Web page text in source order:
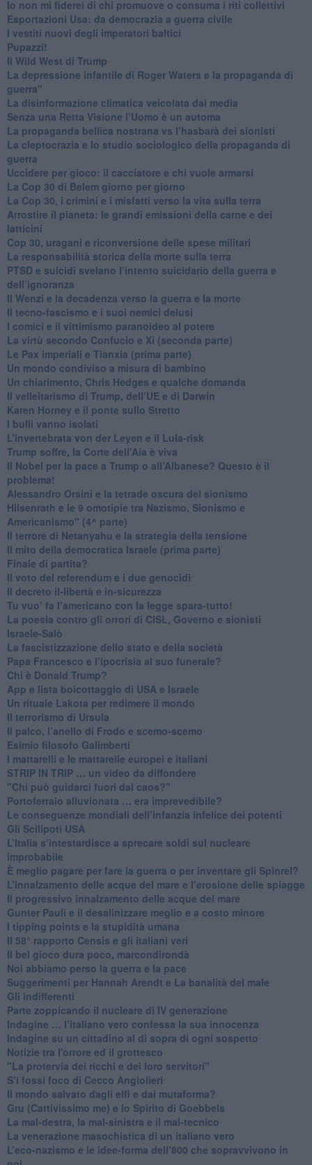
​Io non mi fiderei di chi promuove o consuma i riti collettivi
Esportazioni Usa: da democrazia a guerra civile
​I vestiti nuovi degli imperatori baltici
​Pupazzi!
​Il Wild West di Trump
​La depressione infantile di Roger Waters e la propaganda di
guerra"
​La disinformazione climatica veicolata dai media
Senza una Retta Visione l’Uomo è un automa
​La propaganda bellica nostrana vs l’hasbarà dei sionisti
​La cleptocrazia e lo studio sociologico della propaganda di
guerra
​Uccidere per gioco: il cacciatore e chi vuole armarsi
​La Cop 30 di Belem giorno per giorno
La Cop 30, i crimini e i misfatti verso la vita sulla terra
Arrostire il pianeta: le grandi emissioni della carne e dei
latticini
​Cop 30, uragani e riconversione delle spese militari
La responsabilità storica della morte sulla terra
PTSD e suicidi svelano l’intento suicidario della guerra e
dell’ignoranza
Il Wenzi e la decadenza verso la guerra e la morte
​Il tecno-fascismo e i suoi nemici delusi
​I comici e il vittimismo paranoideo al potere
​La virtù secondo Confucio e Xi (seconda parte)
Le Pax imperiali e Tianxia (prima parte)
Un mondo condiviso a misura di bambino
​Un chiarimento, Chris Hedges e qualche domanda
Il velleitarismo di Trump, dell’UE e di Darwin
​Karen Horney e il ponte sullo Stretto
​I bulli vanno isolati
L’invertebrata von der Leyen e il Lula-risk
Trump soffre, la Corte dell'Aia è viva
​Il Nobel per la pace a Trump o all’Albanese? Questo è il
problema!
​Alessandro Orsini e la tetrade oscura del sionismo
​Hilsenrath e le 9 omotipie tra Nazismo, Sionismo e
Americanismo" (4^ parte)
​Il terrore di Netanyahu e la strategia della tensione
Il mito della democratica Israele (prima parte)
​Finale di partita?
​Il voto del referendum e i due genocidi
Il decreto il-libertà e in-sicurezza
Tu vuo’ fa l’americano con la legge spara-tutto!
La poesia contro gli orrori di CISL, Governo e sionisti
Israele-Salò
​La fascistizzazione dello stato e della società
Papa Francesco e l’ipocrisia al suo funerale?
​Chi è Donald Trump?
App e lista boicottaggio di USA e Israele
​Un rituale Lakota per redimere il mondo
Il terrorismo di Ursula
​Il palco, l’anello di Frodo e scemo-scemo
Esimio filosofo Galimberti
​I mattarelli e le mattarelle europei e italiani
​STRIP IN TRIP … un video da diffondere
"Chi può guidarci fuori dal caos?"
​Portoferraio alluvionata … era imprevedibile?
Le conseguenze mondiali dell’infanzia infelice dei potenti
​Gli Scilipoti USA
L’Italia s’intestardisce a sprecare soldi sul nucleare
improbabile
È meglio pagare per fare la guerra o per inventare gli Spinrel?
​L’innalzamento delle acque del mare e l’erosione delle spiagge
​Il progressivo innalzamento delle acque del mare
​Gunter Pauli e il desalinizzare meglio e a costo minore
I tipping points e la stupidità umana
​Il 58° rapporto Censis e gli italiani veri
​Il bel gioco dura poco, marcondirondà
Noi abbiamo perso la guerra e la pace
Suggerimenti per Hannah Arendt e La banalità del male
​Gli indifferenti
Parte zoppicando il nucleare di IV generazione
​Indagine … l’italiano vero confessa la sua innocenza
Indagine su un cittadino al di sopra di ogni sospetto
Notizie tra l'orrore ed il grottesco
"La protervia dei ricchi e dei loro servitori"
S’i fossi foco di Cecco Angiolieri
​Il mondo salvato dagli elfi e dai mutaforma?
Gru (Cattivissimo me) e lo Spirito di Goebbels
​La mal-destra, la mal-sinistra e il mal-tecnico
​La venerazione masochistica di un italiano vero
​L’eco-nazismo e le idee-forma dell’800 che sopravvivono in